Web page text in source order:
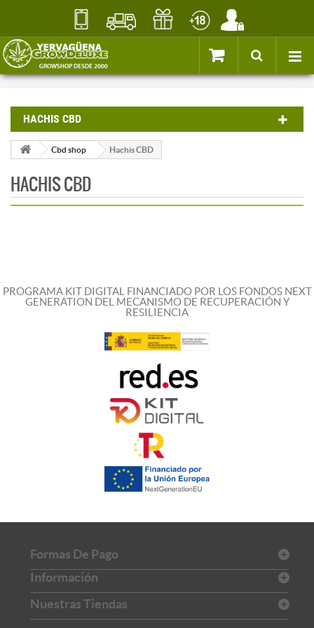
HACHIS CBD
Cbd shop Hachis CBD
HACHIS CBD
PROGRAMA KIT DIGITAL FINANCIADO POR LOS FONDOS NEXT
GENERATION DEL MECANISMO DE RECUPERACIÓN Y
RESILIENCIA
Formas De Pago
Información
Nuestras Tiendas